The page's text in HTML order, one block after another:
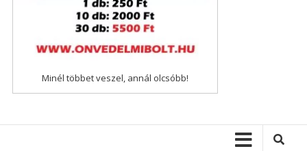
Minél többet veszel, annál olcsóbb!